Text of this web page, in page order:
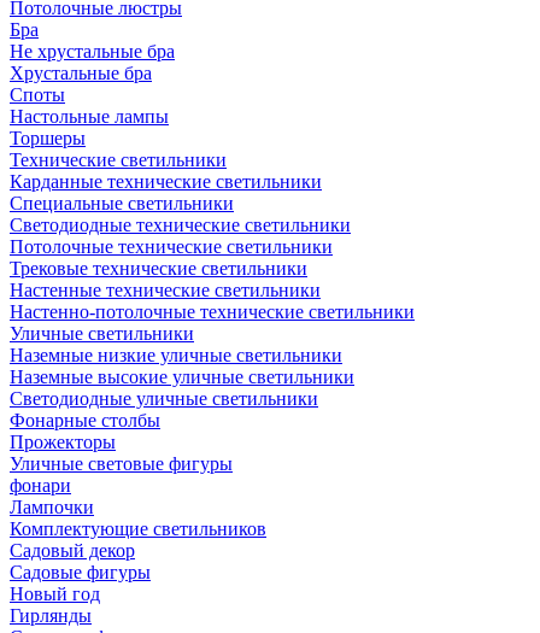
Потолочные люстры
Бра
Не хрустальные бра
Хрустальные бра
Споты
Настольные лампы
Торшеры
Технические светильники
Карданные технические светильники
Специальные светильники
Светодиодные технические светильники
Потолочные технические светильники
Трековые технические светильники
Настенные технические светильники
Настенно-потолочные технические светильники
Уличные светильники
Наземные низкие уличные светильники
Наземные высокие уличные светильники
Светодиодные уличные светильники
Фонарные столбы
Прожекторы
Уличные световые фигуры
фонари
Лампочки
Комплектующие светильников
Садовый декор
Садовые фигуры
Новый год
Гирлянды